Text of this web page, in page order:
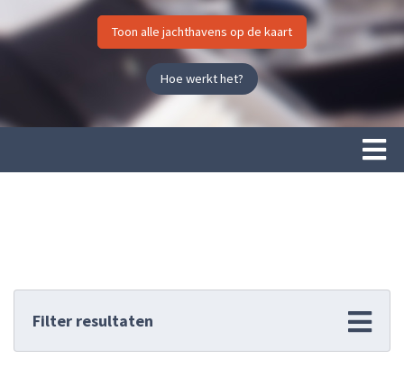
Toon alle jachthavens op de kaart
Hoe werkt het?
Filter resultaten